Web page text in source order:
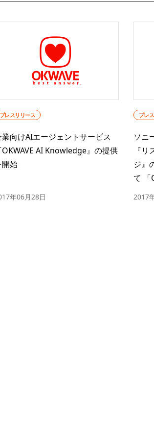
プレスリリース
業向けAIエージェントサービス
OKWAVE AI Knowledge』の提供
開始
年06月28日
プレ
ソニ
『
ジ』
て 「
2017